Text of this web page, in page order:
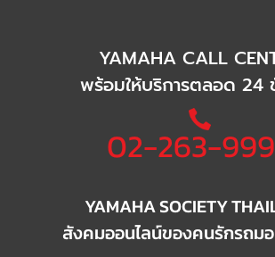
YAMAHA CALL
พร้อมให้บริการตลอด 24
02-263-
YAMAHA SOCIETY
สังคมออนไลน์ของคนรักรถมอ